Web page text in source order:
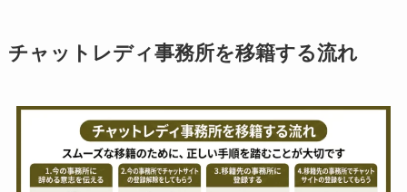
チャットレディ事務所を移籍する流れ